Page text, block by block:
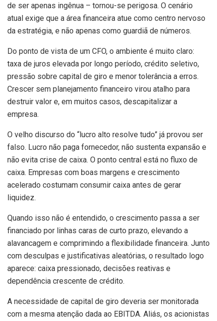
de ser apenas ingênua – tornou-se perigosa. O cenário
atual exige que a área financeira atue como centro nervoso
da estratégia, e não apenas como guardiã de números.
Do ponto de vista de um CFO, o ambiente é muito claro:
taxa de juros elevada por longo período, crédito seletivo,
pressão sobre capital de giro e menor tolerância a erros.
Crescer sem planejamento financeiro virou atalho para
destruir valor e, em muitos casos, descapitalizar a
empresa.
O velho discurso do “lucro alto resolve tudo” já provou ser
falso. Lucro não paga fornecedor, não sustenta expansão e
não evita crise de caixa. O ponto central está no fluxo de
caixa. Empresas com boas margens e crescimento
acelerado costumam consumir caixa antes de gerar
liquidez.
Quando isso não é entendido, o crescimento passa a ser
financiado por linhas caras de curto prazo, elevando a
alavancagem e comprimindo a flexibilidade financeira. Junto
com desculpas e justificativas aleatórias, o resultado logo
aparece: caixa pressionado, decisões reativas e
dependência crescente de crédito.
A necessidade de capital de giro deveria ser monitorada
com a mesma atenção dada ao EBITDA. Aliás, os acionistas